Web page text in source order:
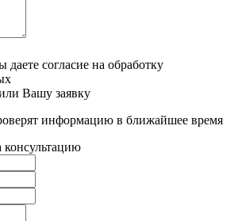
даете согласие на обработку
Вашу заявку
информацию в ближайшее время
консультацию